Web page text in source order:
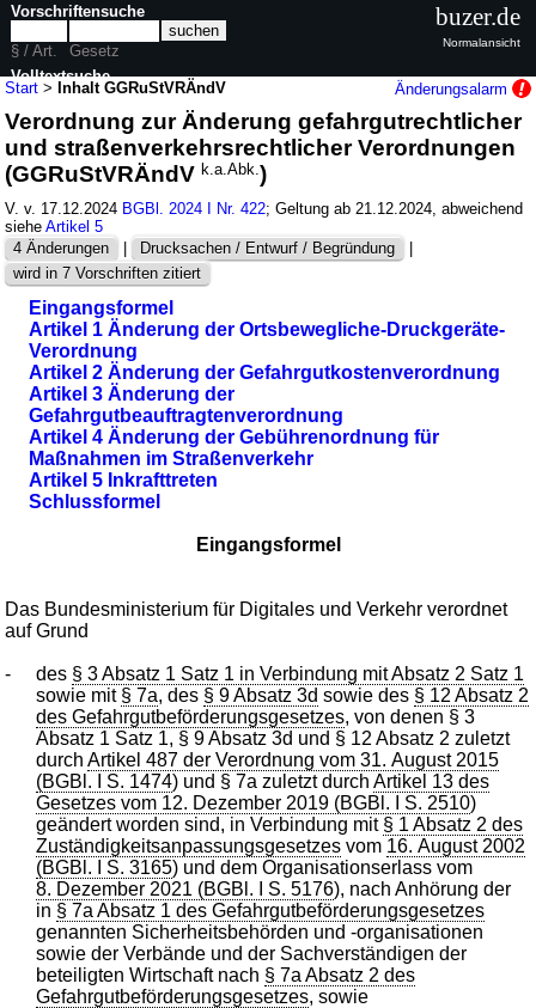
Start >Inhalt GGRuStVRÄndV Änderungsalarm
Verordnung zur Änderung gefahrgutrechtlicher
und straßenverkehrsrechtlicher Verordnungen
(GGRuStVRÄndVk.a.Abk.)
V. v. 17.12.2024 BGBl. 2024 I Nr. 422; Geltung ab 21.12.2024, abweichend
sieheArtikel 5
4 Änderungen
| Drucksachen / Entwurf / Begründung
|
wird in 7 Vorschriften zitiert
Eingangsformel
Artikel 1 Änderung der Ortsbewegliche-Druckgeräte-
Verordnung
Artikel 2 Änderung der Gefahrgutkostenverordnung
Artikel 3 Änderung der
Gefahrgutbeauftragtenverordnung
Artikel 4 Änderung der Gebührenordnung für
Maßnahmen im Straßenverkehr
Artikel 5 Inkrafttreten
Schlussformel
Eingangsformel
Das Bundesministerium für Digitales und Verkehr verordnet
auf Grund
- des § 3 Absatz 1 Satz 1 in Verbindung mit Absatz 2 Satz 1
sowie mit § 7a, des § 9 Absatz 3d sowie des § 12 Absatz 2
des Gefahrgutbeförderungsgesetzes, von denen § 3
Absatz 1 Satz 1, § 9 Absatz 3d und § 12 Absatz 2 zuletzt
durchArtikel 487 der Verordnung vom 31. August 2015
(BGBl. I S. 1474) und § 7a zuletzt durchArtikel 13 des
Gesetzes vom 12. Dezember 2019 (BGBl. I S. 2510)
geändert worden sind, in Verbindung mit § 1 Absatz 2 des
Zuständigkeitsanpassungsgesetzes vom 16. August 2002
(BGBl. I S. 3165) und dem Organisationserlass vom
8. Dezember 2021 (BGBl. I S. 5176), nach Anhörung der
in § 7a Absatz 1 des Gefahrgutbeförderungsgesetzes
genannten Sicherheitsbehörden und -organisationen
sowie der Verbände und der Sachverständigen der
beteiligten Wirtschaft nach § 7a Absatz 2 des
Gefahrgutbeförderungsgesetzes, sowie
Vorschriftensuche
§ / Art.
Gesetz
Volltextsuche
nur in GGRuStVRÄndV
buzer.de
Normalansicht